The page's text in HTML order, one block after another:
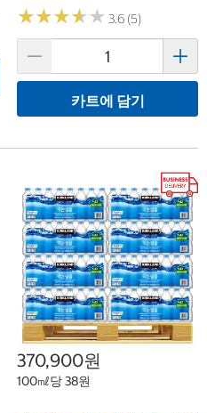
★★★★★
★★★★★ 3.6 (5)
카트에 담기
370,900원
100㎖당 38원